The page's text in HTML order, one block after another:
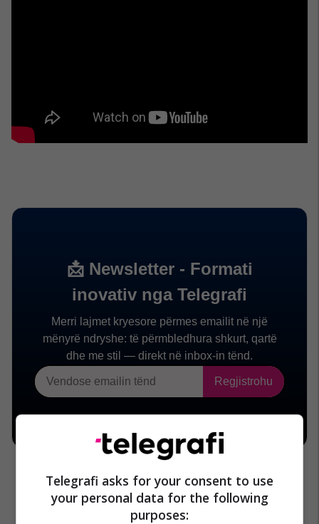
Telegrafi asks for your consent to use
your personal data for the following
purposes: